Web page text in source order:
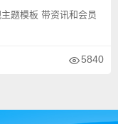
题模板 带资讯和会员
5840